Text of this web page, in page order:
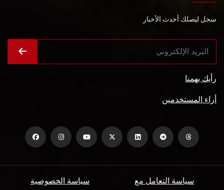
سجل ليصلك أحدث الأخبار
رأيك يهمنا
أراء المستخدمين
سياسة الخصوصية
سياسة التعامل مع